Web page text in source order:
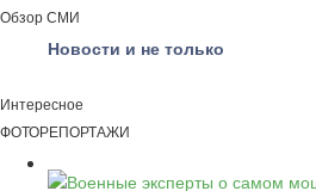
Обзор СМИ
Новости и не только
Интересное
ФОТОРЕПОРТАЖИ